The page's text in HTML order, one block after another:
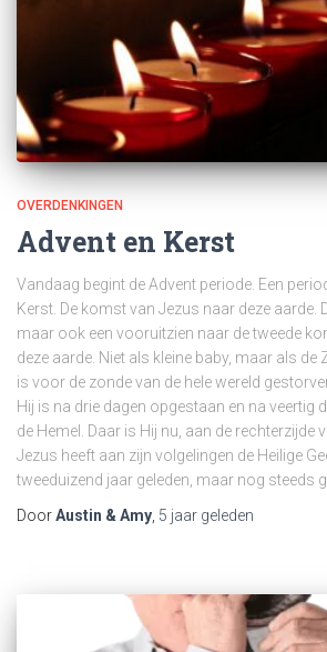
OVERDENKINGEN
Advent en Kerst
Vandaag begint de Advent periode. Een
Kerst. De komst van Jezus naar deze aarde.
maar ook een vooruitzien naar de tweede
deze aarde. Niet als kleine baby, maar als de
is voor de zonde van de hele wereld
Hij is na drie dagen opgestaan en na veertig
de Hemel. Daar is Hij nu, aan de rechterzijde
Jezus heeft aan zijn volgelingen de Heilige
tweeduizend jaar geleden, maar nog steeds
DoorAustin & Amy, 5 jaar geleden